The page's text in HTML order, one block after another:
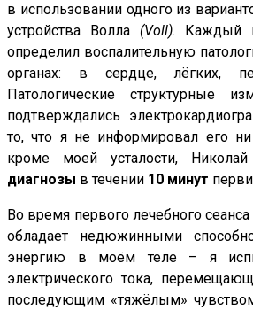
в использовании одного из
устройства Волла (Voll). Каждый
определил воспалительную
органах: в сердце, лёгких,
Патологические структурные
подтверждались
то, что я не информировал его ни
кроме моей усталости, Николай
диагнозы в течении 10 минут
Во время первого лечебного
обладает недюжинными
энергию в моём теле – я
электрического тока,
последующим «тяжёлым»